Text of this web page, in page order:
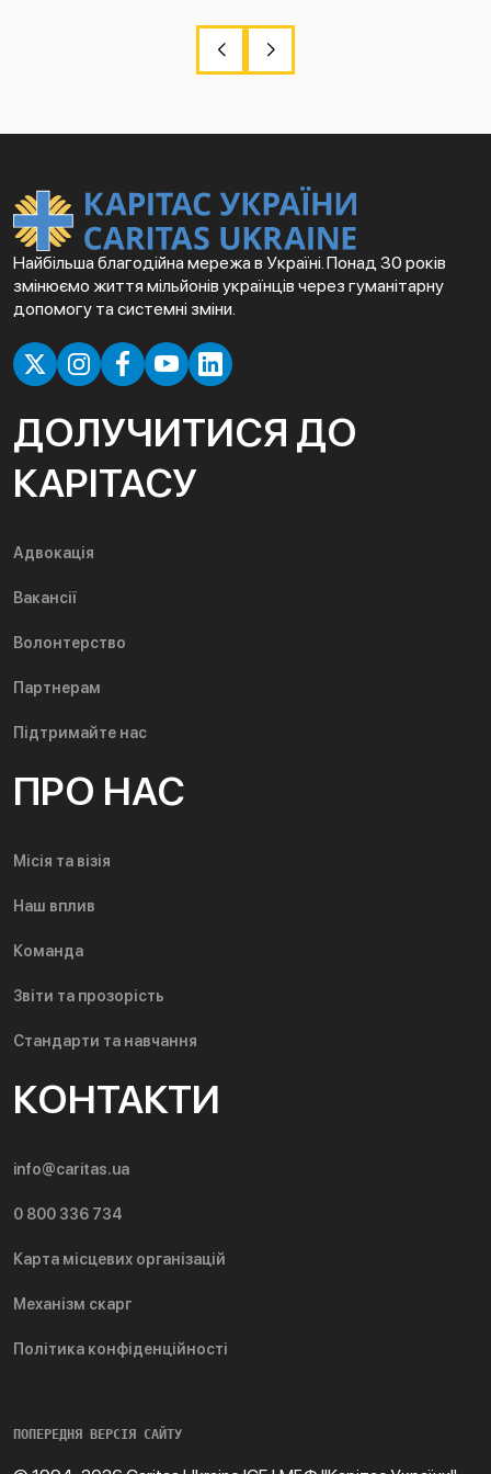
Найбільша благодійна мережа в Україні. Понад 30 років
змінюємо життя мільйонів українців через гуманітарну
допомогу та системні зміни.
ДОЛУЧИТИСЯ ДО
КАРІТАСУ
Адвокація
Вакансії
Волонтерство
Партнерам
Підтримайте нас
ПРО НАС
Місія та візія
Наш вплив
Команда
Звіти та прозорість
Стандарти та навчання
КОНТАКТИ
info@caritas.ua
0 800 336 734
Карта місцевих організацій
Механізм скарг
Політика конфіденційності
ПОПЕРЕДНЯ ВЕРСІЯ САЙТУ